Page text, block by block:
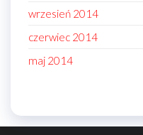
wrzesień 2014
czerwiec 2014
maj 2014